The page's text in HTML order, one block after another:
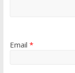
Email *